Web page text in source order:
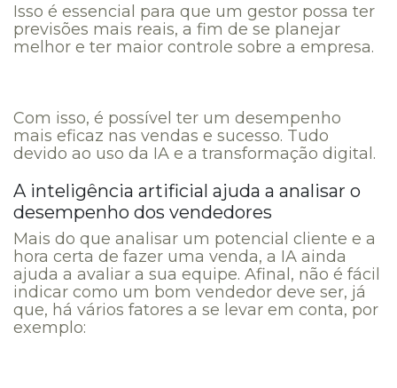
Isso é essencial para que um gestor possa ter
previsões mais reais, a fim de se planejar
melhor e ter maior controle sobre a empresa.
Com isso, é possível ter um desempenho
mais eficaz nas vendas e sucesso. Tudo
devido ao uso da IA e a transformação digital.
A inteligência artificial ajuda a analisar o
desempenho dos vendedores
Mais do que analisar um potencial cliente e a
hora certa de fazer uma venda, a IA ainda
ajuda a avaliar a sua equipe. Afinal, não é fácil
indicar como um bom vendedor deve ser, já
que, há vários fatores a se levar em conta, por
exemplo: